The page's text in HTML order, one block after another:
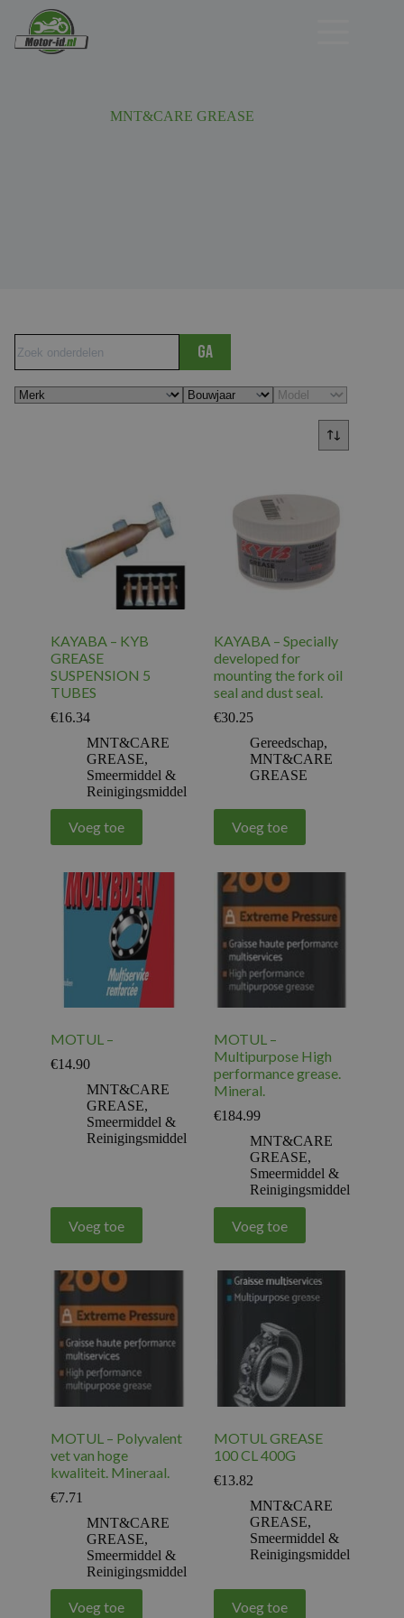
MNT&CARE GREASE
Ga
KAYABA – KYB
GREASE
SUSPENSION 5
TUBES
€16.34
MNT&CARE
GREASE,
Smeermiddel &
Reinigingsmiddel
Voeg toe
KAYABA – Specially
developed for
mounting the fork oil
seal and dust seal.
€30.25
Gereedschap,
MNT&CARE
GREASE
Voeg toe
MOTUL –
€14.90
MNT&CARE
GREASE,
Smeermiddel &
Reinigingsmiddel
Voeg toe
MOTUL –
Multipurpose High
performance grease.
Mineral.
€184.99
MNT&CARE
GREASE,
Smeermiddel &
Reinigingsmiddel
Voeg toe
MOTUL – Polyvalent
vet van hoge
kwaliteit. Mineraal.
€7.71
MNT&CARE
GREASE,
Smeermiddel &
Reinigingsmiddel
Voeg toe
MOTUL GREASE
100 CL 400G
€13.82
MNT&CARE
GREASE,
Smeermiddel &
Reinigingsmiddel
Voeg toe